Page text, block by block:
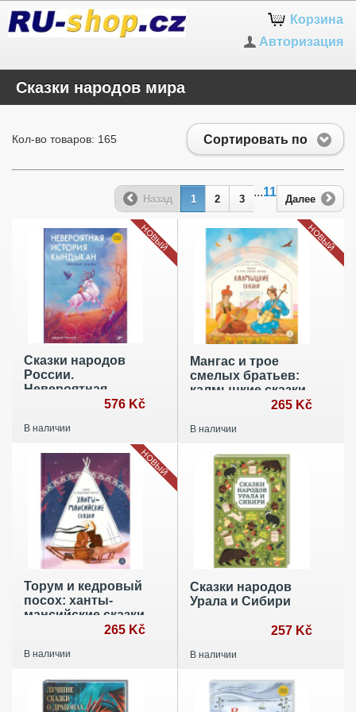
Корзина
Авторизация
Сказки народов мира
Сортировать по
Кол-во товаров: 165
Назад 1 2 3
...11
Далее
Сказки народов
России.
Невероятная
Эвенская сказка
576 Kč
В наличии
НОВЫЙ
Мангас и трое
смелых братьев:
калмыцкие сказки
265 Kč
В наличии
НОВЫЙ
Торум и кедровый
посох: ханты-
мансийские сказки
265 Kč
В наличии
НОВЫЙ
Сказки народов
Урала и Сибири
257 Kč
В наличии